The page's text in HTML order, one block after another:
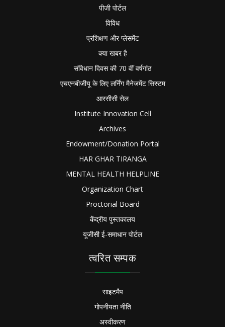
पीजी पोर्टल
विविध
प्रशिक्षण और प्लेसमेंट
क्या खबर है
संविधान दिवस की 70 वीं वर्षगांठ
एचएनबीजीयू के लिए लर्निंग मैनेजमेंट सिस्टम
आरसीसी सेल
Institute Innovation Cell
Archives
Endowment/Donation Portal
HAR GHAR TIRANGA
MENTAL HEALTH HELPLINE
Organization Chart
Proctorial Board
केंद्रीय पुस्तकालय
यूजीसी ई-समाधान पोर्टल
त्वरित सम्पक
साइटमैप
गोपनीयता नीति
अस्वीकरण